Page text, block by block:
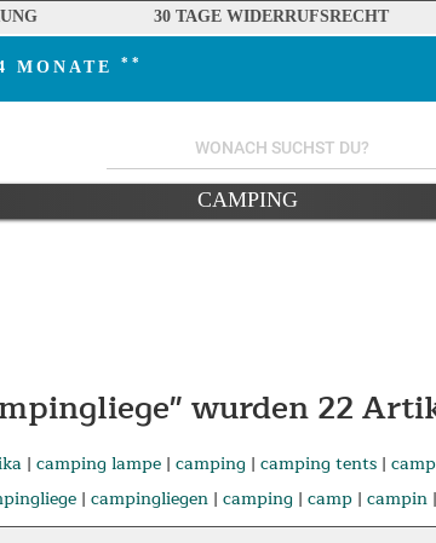
30 TAGE WIDERRUFSRECHT
MONATE **
CAMPING
wurden22
| camping lampe | camping | camping tents | camp
| campingliegen| camping | camp| campin|